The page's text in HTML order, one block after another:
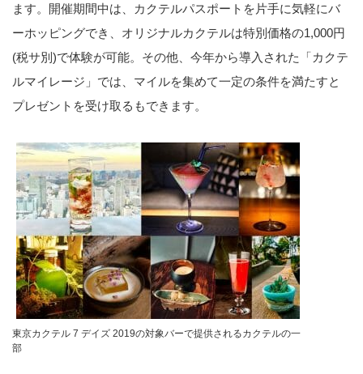
ます。開催期間中は、カクテルパスポートを片手に気軽にバ
ーホッピングでき、オリジナルカクテルは特別価格の1,000円
(税サ別)で体験が可能。その他、今年から導入された「カクテ
ルマイレージ」では、マイルを集めて一定の条件を満たすと
プレゼントを受け取るもできます。
東京カクテル 7 デイズ 2019の対象バーで提供されるカクテルの一
部